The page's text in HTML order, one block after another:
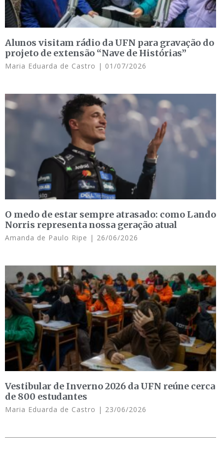
Alunos visitam rádio da UFN para gravação do
projeto de extensão “Nave de Histórias”
Maria Eduarda de Castro 01/07/2026
O medo de estar sempre atrasado: como Lando
Norris representa nossa geração atual
Amanda de Paulo Ripe 26/06/2026
Vestibular de Inverno 2026 da UFN reúne cerca
de 800 estudantes
Maria Eduarda de Castro 23/06/2026